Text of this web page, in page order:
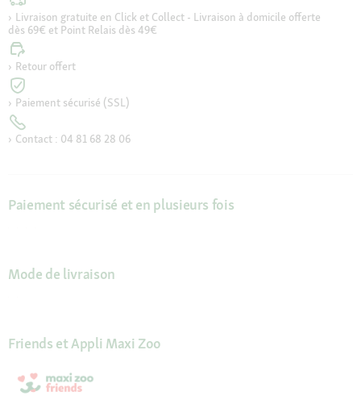
Livraison gratuite en Click et Collect - Livraison à domicile offerte
dès 69€ et Point Relais dès 49€
Retour offert
Paiement sécurisé (SSL)
Contact : 04 81 68 28 06
Paiement sécurisé et en plusieurs fois
Mode de livraison
Friends et Appli Maxi Zoo